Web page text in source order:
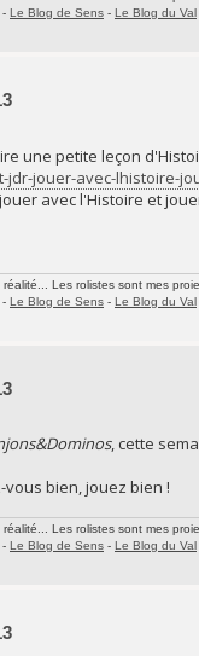
- Le Blog de Sens - Le Blog du Val
une petite leçon
jouer-avec-lhistoire-
avec l'Histoire et
Les rolistes sont mes
- Le Blog de Sens - Le Blog du Val
, cette
bien, jouez bien !
Les rolistes sont mes
- Le Blog de Sens - Le Blog du Val